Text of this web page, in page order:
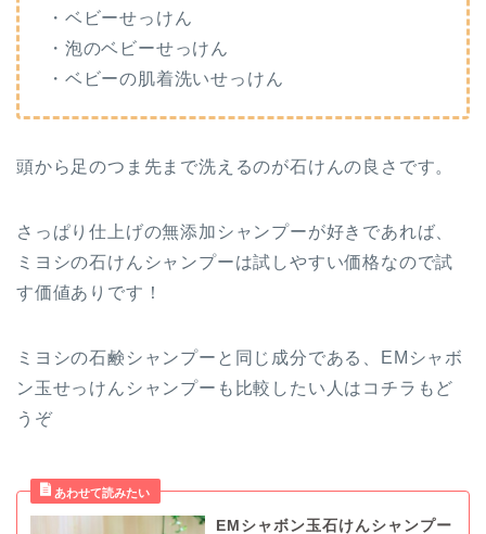
・ベビーせっけん
・泡のベビーせっけん
・ベビーの肌着洗いせっけん
頭から足のつま先まで洗えるのが石けんの良さです。
さっぱり仕上げの無添加シャンプーが好きであれば、
ミヨシの石けんシャンプーは試しやすい価格なので試
す価値ありです！
ミヨシの石鹸シャンプーと同じ成分である、EMシャボ
ン玉せっけんシャンプーも比較したい人はコチラもど
うぞ
EMシャボン玉石けんシャンプー